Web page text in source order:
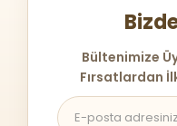
Bültenimize
Fırsatlardan